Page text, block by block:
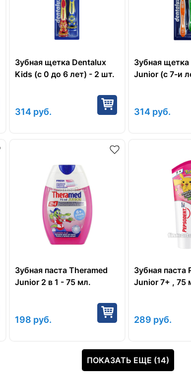
Зубная щетка Dentalux
Kids (с 0 до 6 лет) - 2 шт.
314 руб.
Зубная
Junior (с 7-и
314 руб.
Зубная паста Theramed
Junior 2 в 1 - 75 мл.
198 руб.
Зубная паста
Junior 7+ , 75
289 руб.
ПОКАЗАТЬ ЕЩЕ (14)